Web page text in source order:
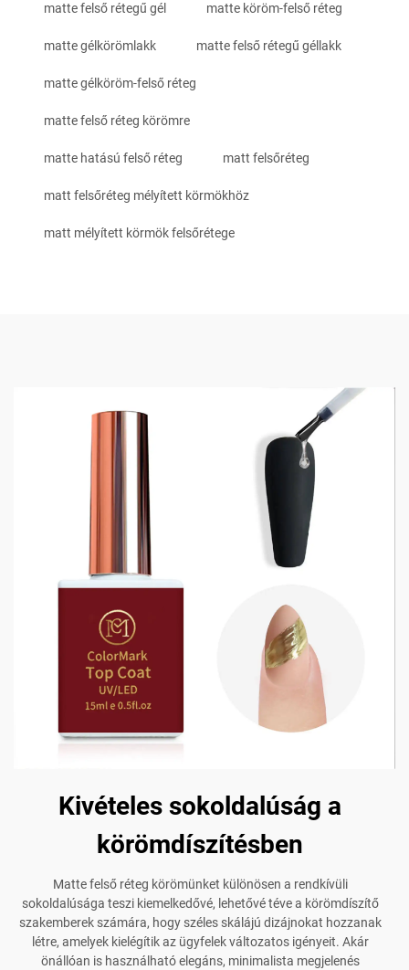
matte felső rétegű gél matte köröm-felső réteg
matte gélkörömlakk matte felső rétegű géllakk
matte gélköröm-felső réteg
matte felső réteg körömre
matte hatású felső réteg matt felsőréteg
matt felsőréteg mélyített körmökhöz
matt mélyített körmök felsőrétege
Kivételes sokoldalúság a
körömdíszítésben
Matte felső réteg körömünket különösen a rendkívüli
sokoldalúsága teszi kiemelkedővé, lehetővé téve a körömdíszítő
szakemberek számára, hogy széles skálájú dizájnokat hozzanak
létre, amelyek kielégítik az ügyfelek változatos igényeit. Akár
önállóan is használható elegáns, minimalista megjelenés